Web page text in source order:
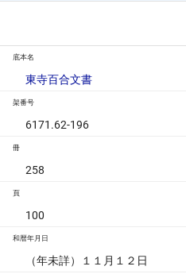
底本名
東寺百合文書
架番号
6171.62-196
冊
258
頁
100
和暦年月日
（年未詳）１１月１２日